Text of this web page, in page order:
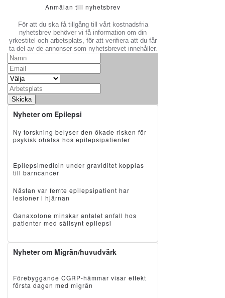
Anmälan till nyhetsbrev
För att du ska få tillgång till vårt kostnadsfria
nyhetsbrev behöver vi få information om din
yrkestitel och arbetsplats, för att verifiera att du får
ta del av de annonser som nyhetsbrevet innehåller.
Skicka
Nyheter om Epilepsi
Ny forskning belyser den ökade risken för
psykisk ohälsa hos epilepsipatienter
Epilepsimedicin under graviditet kopplas
till barncancer
Nästan var femte epilepsipatient har
lesioner i hjärnan
Ganaxolone minskar antalet anfall hos
patienter med sällsynt epilepsi
Nyheter om Migrän/huvudvärk
Förebyggande CGRP-hämmar visar effekt
första dagen med migrän